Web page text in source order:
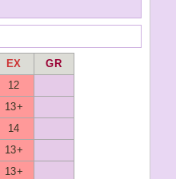
EX
GR
12
13+
14
13+
13+